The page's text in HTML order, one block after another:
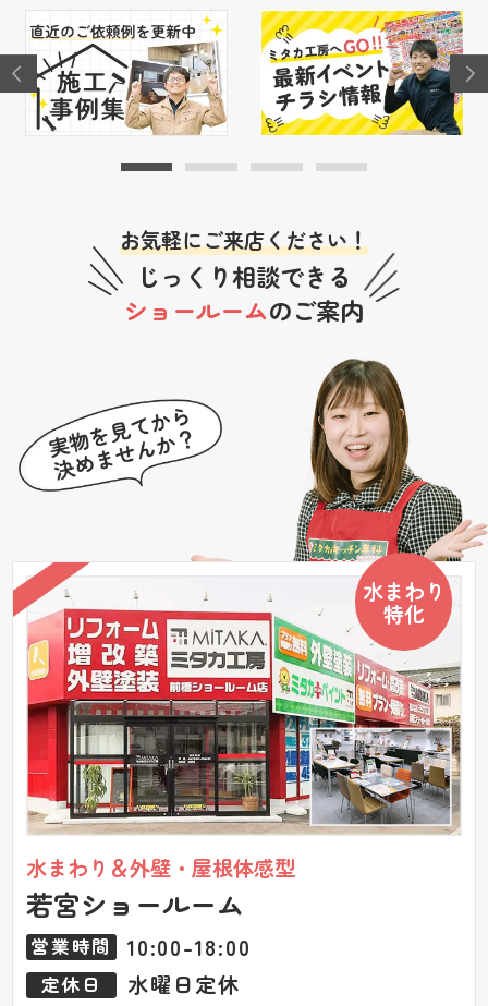
お気軽にご来店ください！
じっくり相談できる
ショールームのご案内
水まわり＆外壁・屋根体感型
若宮ショールーム
水まわり
特化
営業時間 10:00-18:00
定休日 水曜日定休